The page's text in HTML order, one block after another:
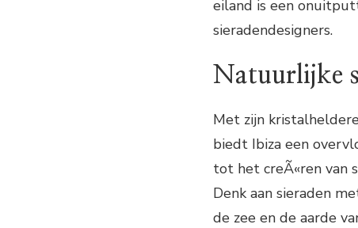
eiland is een
sieradendesigners.
Natuurlijke
Met zijn
biedt Ibiza een
tot het creÃ«ren van
Denk aan sieraden
de zee en de aarde